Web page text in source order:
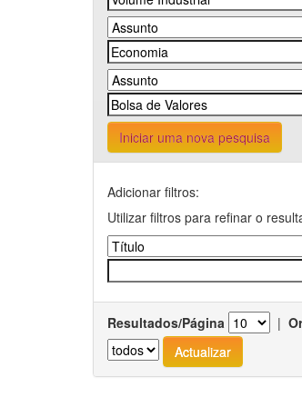
Iniciar uma nova pesquisa
Adicionar filtros:
Utilizar filtros para refinar o
Resultados/Página |